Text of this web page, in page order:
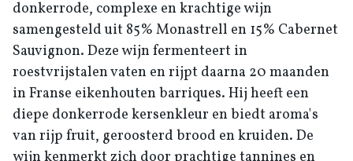
donkerrode, complexe en krachtige wijn
samengesteld uit 85% Monastrell en 15% Cabernet
Sauvignon. Deze wijn fermenteert in
roestvrijstalen vaten en rijpt daarna 20 maanden
in Franse eikenhouten barriques. Hij heeft een
diepe donkerrode kersenkleur en biedt aroma's
van rijp fruit, geroosterd brood en kruiden. De